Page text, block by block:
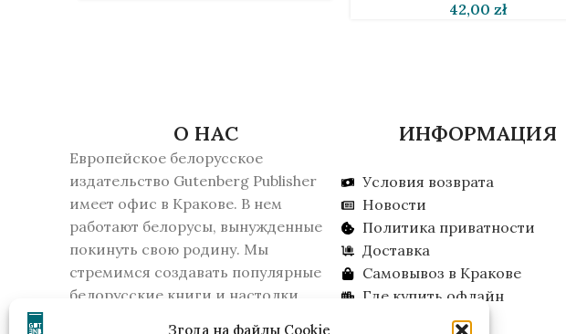
Згода на файлы Cookie
42,00 zł
О НАС
Европейское белорусское
издательство Gutenberg Publisher
имеет офис в Кракове. В нем
работают белорусы, вынужденные
покинуть свою родину. Мы
стремимся создавать популярные
белорусские книги и настолки.
ИНФОРМАЦИЯ
Условия возврата
Новости
Политика приватности
Доставка
Самовывоз в Кракове
Где купить офлайн
Ищем инвестора